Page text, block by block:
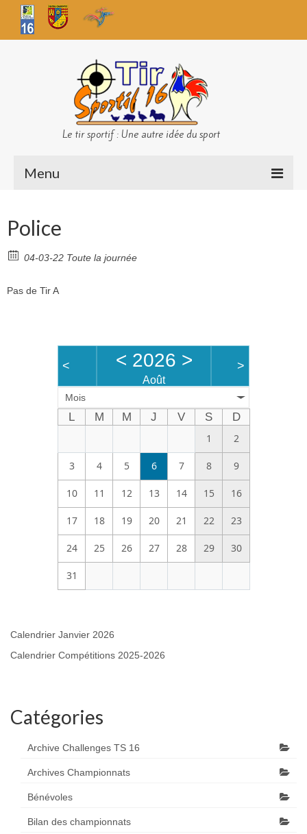
Le tir sportif : Une autre idée du sport
Menu
Sécurité
Challenges TS 16
Bilan des championnats
Vidéos
Police
04-03-22 Toute la journée
Pas de Tir A
< < 2026 >
Août
>
Mois
L M M J V S
D
1
2
3 4 5 6 7 8 9
10 11 12 13 14 15 16
17 18 19 20 21 22 23
24 25 26 27 28 29 30
31
Calendrier Janvier 2026
Calendrier Compétitions 2025-2026
Catégories
Archive Challenges TS 16
Archives Championnats
Bénévoles
Bilan des championnats